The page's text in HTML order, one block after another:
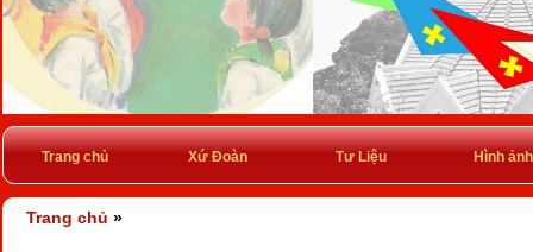
Trang chủ Xứ Đoàn Tư Liệu Hình ảnh
Trang chủ »